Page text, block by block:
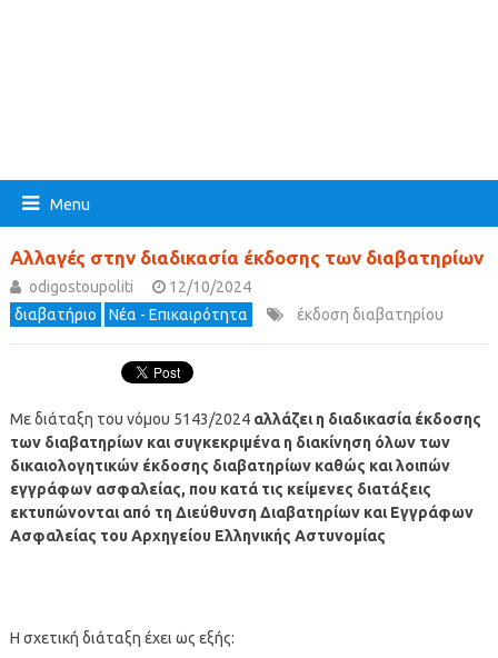
Menu
Αλλαγές στην διαδικασία έκδοσης των διαβατηρίων
odigostoupoliti
12/10/2024
διαβατήριο
Νέα - Επικαιρότητα έκδοση διαβατηρίου
Με διάταξη του νόμου 5143/2024 αλλάζει η διαδικασία έκδοσης
των διαβατηρίων και συγκεκριμένα η διακίνηση όλων των
δικαιολογητικών έκδοσης διαβατηρίων καθώς και λοιπών
εγγράφων ασφαλείας, που κατά τις κείμενες διατάξεις
εκτυπώνονται από τη Διεύθυνση Διαβατηρίων και Εγγράφων
Ασφαλείας του Αρχηγείου Ελληνικής Αστυνομίας
Η σχετική διάταξη έχει ως εξής: